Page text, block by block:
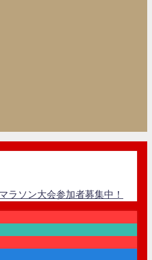
ラソン大会参加者募集中！